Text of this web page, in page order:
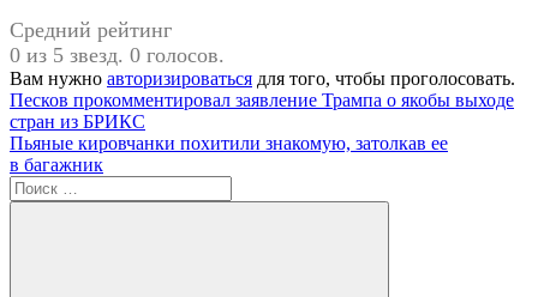
Средний рейтинг
0 из 5 звезд. 0 голосов.
Вам нужно авторизироваться для того, чтобы проголосовать.
Навигация
по
записям
Предыдущая
запись:
Песков прокомментировал заявление Трампа о якобы выходе
стран из БРИКС
Следующая
запись:
Пьяные кировчанки похитили знакомую, затолкав ее
в багажник
Поиск
для: